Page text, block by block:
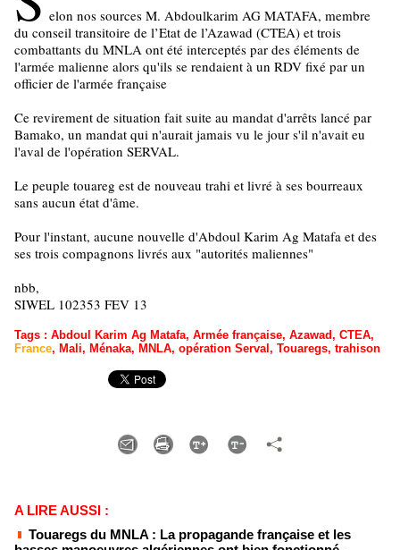
elon nos sources M. Abdoulkarim AG MATAFA, membre
du conseil transitoire de l’Etat de l’Azawad (CTEA) et trois
combattants du MNLA ont été interceptés par des éléments de
l'armée malienne alors qu'ils se rendaient à un RDV fixé par un
officier de l'armée française
Ce revirement de situation fait suite au mandat d'arrêts lancé par
Bamako, un mandat qui n'aurait jamais vu le jour s'il n'avait eu
l'aval de l'opération SERVAL.
Le peuple touareg est de nouveau trahi et livré à ses bourreaux
sans aucun état d'âme.
Pour l'instant, aucune nouvelle d'Abdoul Karim Ag Matafa et des
ses trois compagnons livrés aux "autorités maliennes"
nbb,
SIWEL 102353 FEV 13
Tags : Abdoul Karim Ag Matafa, Armée française, Azawad, CTEA,
France, Mali, Ménaka, MNLA, opération Serval , Touaregs, trahison
A LIRE AUSSI :
Touaregs du MNLA : La propagande française et les